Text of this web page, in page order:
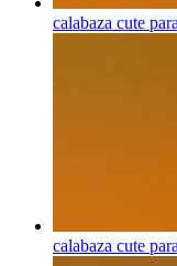
calabaza cute
calabaza cute